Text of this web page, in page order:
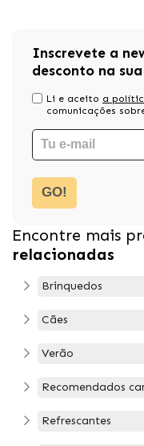
Inscrevete a
desconto na
Li e aceito a
comunicações
GO!
Encontre mais
relacionadas
Brinquedos
Cães
Verão
Recomendados
Refrescantes